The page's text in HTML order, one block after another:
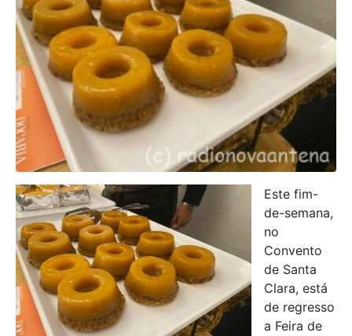
Este fim-
de-semana,
no
Convento
de Santa
Clara, está
de regresso
a Feira de